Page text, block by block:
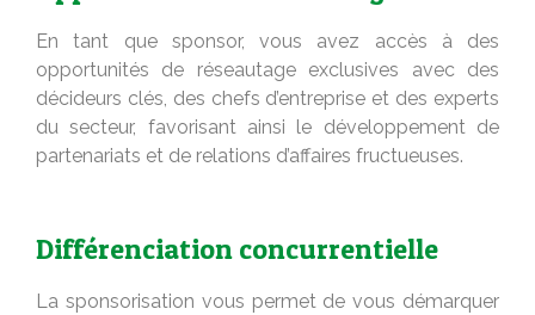
En tant que sponsor, vous avez accès à des
opportunités de réseautage exclusives avec des
décideurs clés, des chefs d’entreprise et des experts
du secteur, favorisant ainsi le développement de
partenariats et de relations d’affaires fructueuses.
Différenciation concurrentielle
La sponsorisation vous permet de vous démarquer